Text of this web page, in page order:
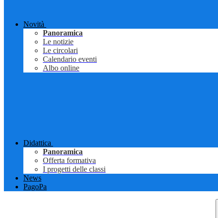
Novità
Panoramica
Le notizie
Le circolari
Calendario eventi
Albo online
Didattica
Panoramica
Offerta formativa
I progetti delle classi
News
PagoPa